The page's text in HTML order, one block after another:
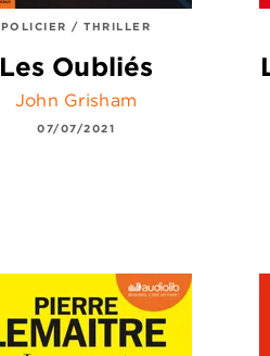
POLICIER / THRILLER
Les Oubliés
John Grisham
07/07/2021